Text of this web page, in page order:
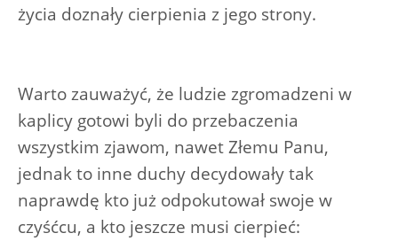
życia doznały cierpienia z jego strony.
Warto zauważyć, że ludzie zgromadzeni w
kaplicy gotowi byli do przebaczenia
wszystkim zjawom, nawet Złemu Panu,
jednak to inne duchy decydowały tak
naprawdę kto już odpokutował swoje w
czyśćcu, a kto jeszcze musi cierpieć: